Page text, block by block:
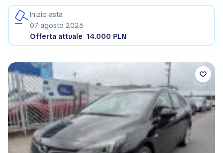
Inizio asta
07 agosto 2026
Offerta attuale 14.000 PLN